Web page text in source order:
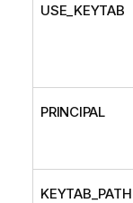
USE_KEYTAB
PRINCIPAL
KEYTAB_PATH